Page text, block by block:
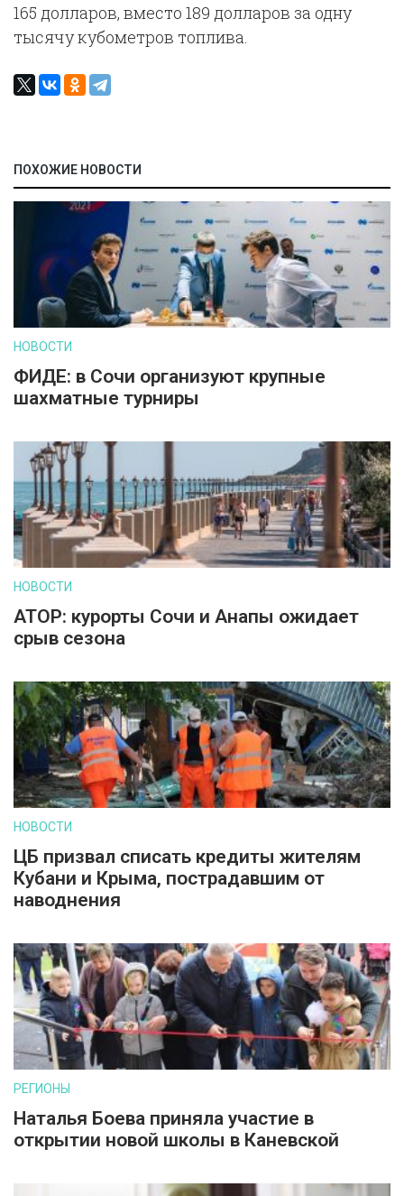
165 долларов, вместо 189 долларов за одну
тысячу кубометров топлива.
ПОХОЖИЕ НОВОСТИ
НОВОСТИ
ФИДЕ: в Сочи организуют крупные
шахматные турниры
НОВОСТИ
АТОР: курорты Сочи и Анапы ожидает
срыв сезона
НОВОСТИ
ЦБ призвал списать кредиты жителям
Кубани и Крыма, пострадавшим от
наводнения
РЕГИОНЫ
Наталья Боева приняла участие в
открытии новой школы в Каневской